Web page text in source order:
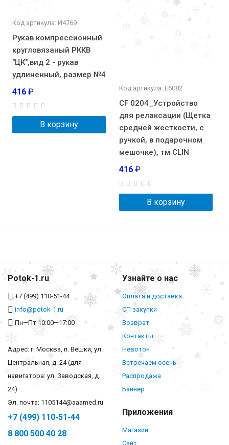
Код артикула: И4769
Рукав компрессионный
кругловязаный РККВ
"ЦК",вид 2 - рукав
удлиненный, размер №4
416 ₽
В корзину
Код артикула: E6082
CF 0204_Устройство
для релаксации (Щетка
средней жесткости, с
ручкой, в подарочном
мешочке), тм CLIN
416 ₽
В корзину
Potok-1.ru
+7 (499) 110-51-44
info@potok-1.ru
Пн—Пт 10:00—17:00
Адрес: г. Москва, п. Вешки, ул.
Центральная, д. 24 (для
навигатора: ул. Заводская, д.
24)
Эл. почта: 1105144@aaamed.ru
+7 (499) 110-51-44
8 800 500 40 28
Узнайте о нас
Оплата и доставка
СП закупки
Возврат
Контакты
Невотон
Встречаем осень
Распродажа
Баннер
Приложения
Магазин
Сайт